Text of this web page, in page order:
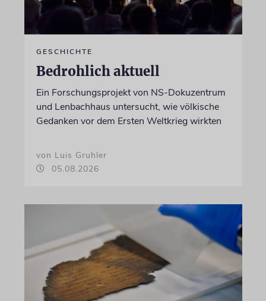
GESCHICHTE
Bedrohlich aktuell
Ein Forschungsprojekt von NS-Dokuzentrum
und Lenbachhaus untersucht, wie völkische
Gedanken vor dem Ersten Weltkrieg wirkten
von Luis Gruhler
05.08.2026